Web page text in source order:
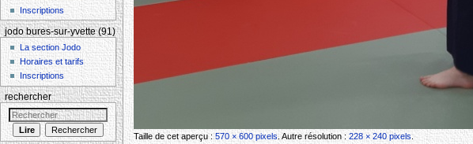
Taille de cet aperçu :570 × 600 pixels. Autre résolution : 228 × 240 pixels
Inscriptions
jodo bures-sur-yvette (91)
La section Jodo
Horaires et tarifs
Inscriptions
rechercher